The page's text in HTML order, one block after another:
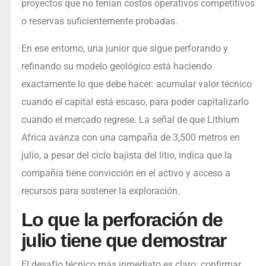
proyectos que no tenían costos operativos competitivos
o reservas suficientemente probadas.
En ese entorno, una junior que sigue perforando y
refinando su modelo geológico está haciendo
exactamente lo que debe hacer: acumular valor técnico
cuando el capital está escaso, para poder capitalizarlo
cuando el mercado regrese. La señal de que Lithium
Africa avanza con una campaña de 3,500 metros en
julio, a pesar del ciclo bajista del litio, indica que la
compañía tiene convicción en el activo y acceso a
recursos para sostener la exploración.
Lo que la perforación de
julio tiene que demostrar